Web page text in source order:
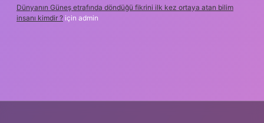
Dünyanın Güneş etrafında döndüğü fikrini ilk kez ortaya atan bilim
insanı kimdir ? için admin